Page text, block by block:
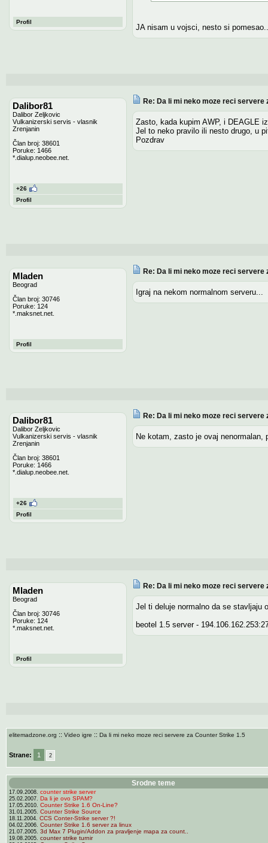
Profil
JA nisam u vojsci, nesto si
Dalibor81
Dalibor Zeljkovic
Vulkanizerski servis - vlasnik
Zrenjanin
Član broj: 38601
Poruke: 1466
*.dialup.neobee.net.
+26
Profil
Re: Da li mi neko moze reci servere
Zasto, kada kupim AWP, i DEAGLE
Jel to neko pravilo ili nesto drugo, u
Pozdrav
Mladen
Beograd
Član broj: 30746
Poruke: 124
*.maksnet.net.
Profil
Re: Da li mi neko moze reci servere
Igraj na nekom normalnom serveru...
Dalibor81
Dalibor Zeljkovic
Vulkanizerski servis - vlasnik
Zrenjanin
Član broj: 38601
Poruke: 1466
*.dialup.neobee.net.
+26
Profil
Re: Da li mi neko moze reci servere
Ne kotam, zasto je ovaj
Mladen
Beograd
Član broj: 30746
Poruke: 124
*.maksnet.net.
Profil
Re: Da li mi neko moze reci servere
Jel ti deluje normalno da se stavljaju
beotel 1.5 server -
elitemadzone.org :: Video igre :: Da li mi neko moze reci servere za Counter Strike 1.5
Strane: 1 2
Srodne teme
17.09.2008. counter strike server
25.02.2007. Da li je ovo SPAM?
17.05.2010. Counter Strike 1.6 On-Line?
31.01.2005. Counter Strike Source
18.11.2004. CCS Conter-Strike server ?!
04.02.2006. Counter Strike 1.6 server za linux
21.07.2005. 3d Max 7 Plugin/Addon za pravljenje mapa za count..
19.08.2005. counter strike turnir